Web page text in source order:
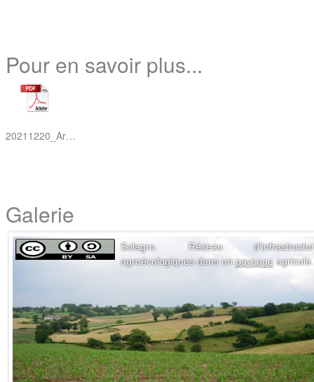
Pour en savoir plus...
20211220_Arrete-actions-standardisees-CEPP_90.pdf
Galerie
Solagro. Réseau
agroécologiques dans unpaysageagricole.